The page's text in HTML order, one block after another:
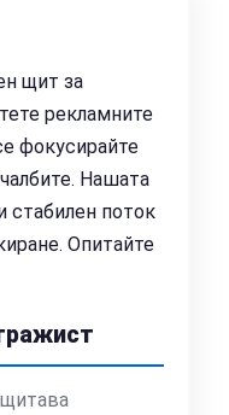
щит за
рекламните
фокусирайте
Нашата
стабилен поток
Опитайте